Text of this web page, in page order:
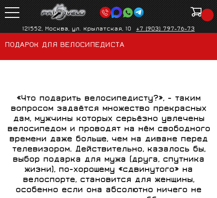
121552, Москва, ул. Крылатская, 10 +7 (903) 797-76-73
ПОДАРОК ДЛЯ ВЕЛОСИПЕДИСТА
«Что подарить велосипедисту?», - таким
вопросом задаётся множество прекрасных
дам, мужчины которых серьёзно увлечены
велосипедом и проводят на нём свободного
времени даже больше, чем на диване перед
телевизором. Действительно, казалось бы,
выбор подарка для мужа (друга, спутника
жизни), по-хорошему «сдвинутого» на
велоспорте, становится для женщины,
особенно если она абсолютно ничего не